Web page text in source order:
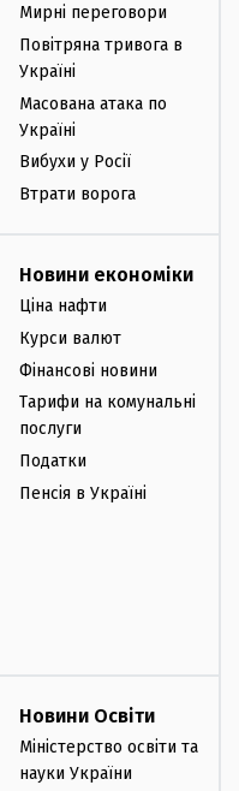
Мирні переговори
Повітряна тривога в
Україні
Масована атака по
Україні
Вибухи у Росії
Втрати ворога
Новини економіки
Ціна нафти
Курси валют
Фінансові новини
Тарифи на комунальні
послуги
Податки
Пенсія в Україні
Новини Освіти
Міністерство освіти та
науки України